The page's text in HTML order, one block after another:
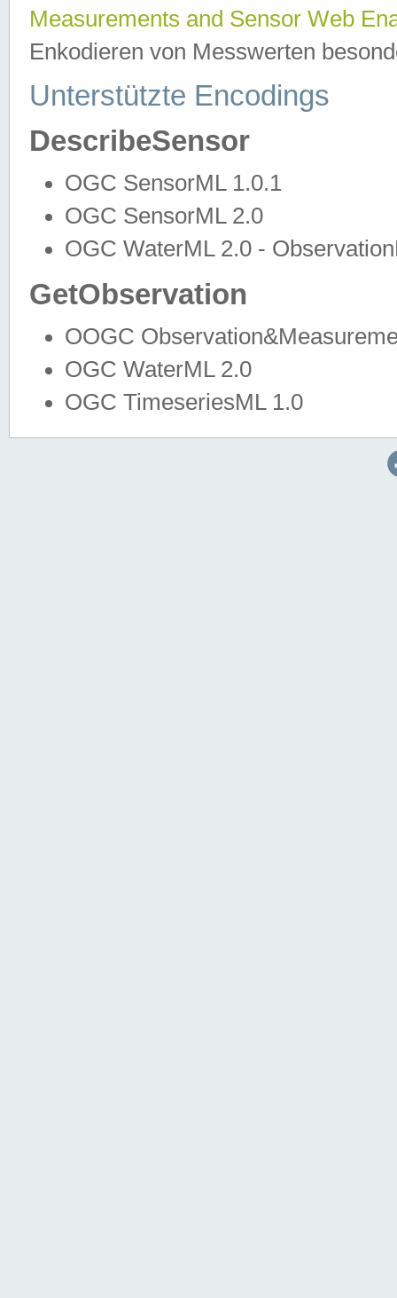
Measurements and Sensor Web
Enkodieren von Messwerten
Unterstützte Encodings
DescribeSensor
OGC SensorML 1.0.1
OGC SensorML 2.0
OGC WaterML 2.0 -
GetObservation
OOGC
OGC WaterML 2.0
OGC TimeseriesML 1.0